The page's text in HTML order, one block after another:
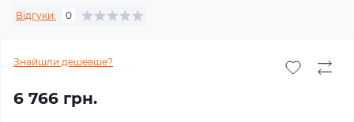
Відгуки: 0
Знайшли дешевше?
6 766 грн.